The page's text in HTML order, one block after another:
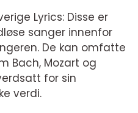
Lyrics: Disse er
sanger innenfor
De kan omfatte
Bach, Mozart og
for sin
verdi.